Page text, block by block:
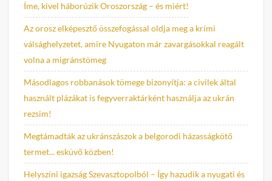
Íme, kivel háborúzik Oroszország – és miért!
Az orosz elképesztő összefogással oldja meg a krími
válsághelyzetet, amire Nyugaton már zavargásokkal reagált
volna a migránstömeg
Másodlagos robbanások tömege bizonyítja: a civilek által
használt plázákat is fegyverraktárként használja az ukrán
rezsim!
Megtámadták az ukránszászok a belgorodi házasságkötő
termet... esküvő közben!
Helyszíni igazság Szevasztopolból – Így hazudik a nyugati és